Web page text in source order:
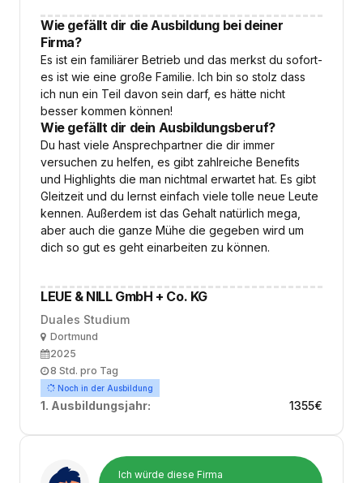
Wie gefällt dir die Ausbildung bei deiner
Firma?
Es ist ein familiärer Betrieb und das merkst du sofort-
es ist wie eine große Familie. Ich bin so stolz dass
ich nun ein Teil davon sein darf, es hätte nicht
besser kommen können!
Wie gefällt dir dein Ausbildungsberuf?
Du hast viele Ansprechpartner die dir immer
versuchen zu helfen, es gibt zahlreiche Benefits
und Highlights die man nichtmal erwartet hat. Es gibt
Gleitzeit und du lernst einfach viele tolle neue Leute
kennen. Außerdem ist das Gehalt natürlich mega,
aber auch die ganze Mühe die gegeben wird um
dich so gut es geht einarbeiten zu können.
LEUE & NILL GmbH + Co. KG
Duales Studium
OrtDortmund
Ausbildungsbeginn
2025
Arbeitszeit
8 Std. pro Tag
Noch in der Ausbildung
1. Ausbildungsjahr: 1355€
Ich würde diese Firma